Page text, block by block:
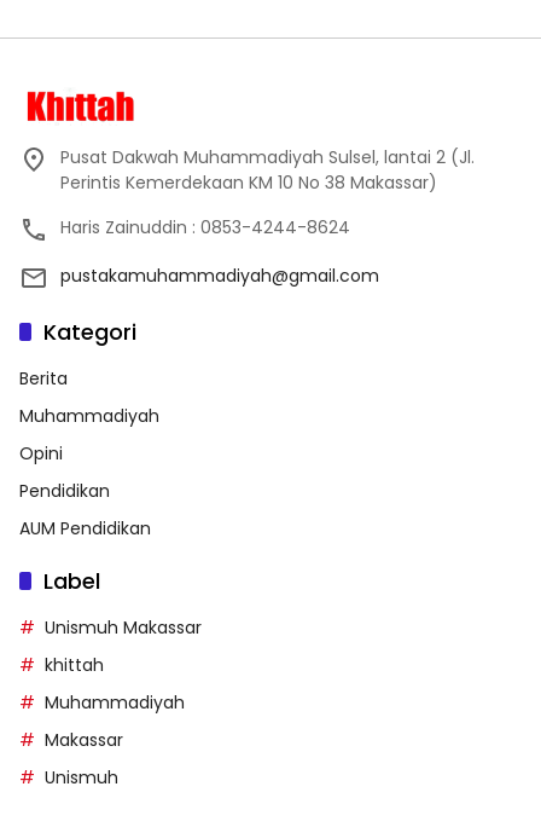
Pusat Dakwah Muhammadiyah Sulsel, lantai 2 (Jl.
Perintis Kemerdekaan KM 10 No 38 Makassar)
Haris Zainuddin : 0853-4244-8624
pustakamuhammadiyah@gmail.com
Kategori
Berita
Muhammadiyah
Opini
Pendidikan
AUM Pendidikan
Label
Unismuh Makassar
khittah
Muhammadiyah
Makassar
Unismuh